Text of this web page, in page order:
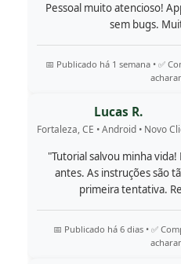
Pessoal muito atencioso!
sem bugs.
📅 Publicado há 1 semana • ✅
Lucas R.
Fortaleza, CE • Android • Novo
"Tutorial salvou minha
antes. As instruções são
primeira tentativa.
📅 Publicado há 6 dias • ✅